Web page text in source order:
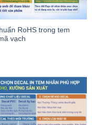
RoHS trong tem
vạch